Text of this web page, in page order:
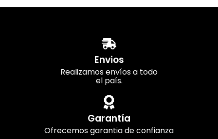
Envios
Realizamos envíos a todo
el país.
Garantía
Ofrecemos garantia de confianza